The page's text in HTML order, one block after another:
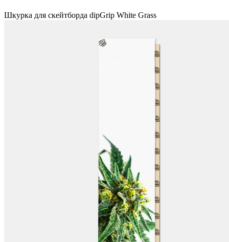
Шкурка для скейтборда dipGrip White Grass